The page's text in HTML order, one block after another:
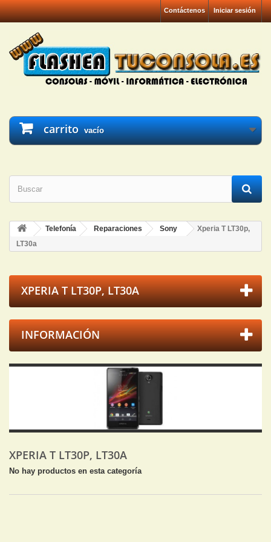
Iniciar sesión
Contáctenos
carrito vacío
Telefonía Reparaciones Sony
Xperia T LT30p,
LT30a
XPERIA T LT30P, LT30A
INFORMACIÓN
XPERIA T LT30P, LT30A
No hay productos en esta categoría